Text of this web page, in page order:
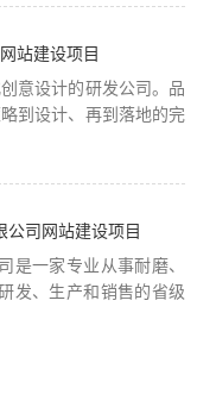
程施工、起重设备安装
架工程、环保工程、
站建设项目
意设计的研发公司。品
到设计、再到落地的完
入、品牌管理的综合性
体系，提升品牌影响
司网站建设项目
一家专业从事耐磨、
发、生产和销售的省级